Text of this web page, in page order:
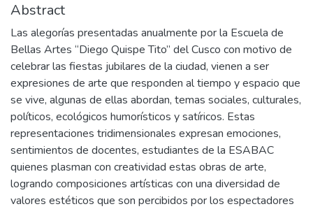
Abstract
Las alegorías presentadas anualmente por la Escuela de
Bellas Artes “Diego Quispe Tito” del Cusco con motivo de
celebrar las fiestas jubilares de la ciudad, vienen a ser
expresiones de arte que responden al tiempo y espacio que
se vive, algunas de ellas abordan, temas sociales, culturales,
políticos, ecológicos humorísticos y satíricos. Estas
representaciones tridimensionales expresan emociones,
sentimientos de docentes, estudiantes de la ESABAC
quienes plasman con creatividad estas obras de arte,
logrando composiciones artísticas con una diversidad de
valores estéticos que son percibidos por los espectadores